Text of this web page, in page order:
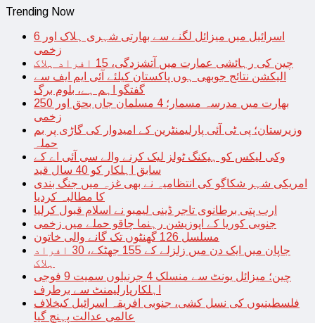
Trending Now
اسرائیل میں میزائل لگنے سے بھارتی شہری ہلاک اور 6
زخمی
چین کی رہائشی عمارت میں آتشزدگی، 15 افراد ہلاک
الیکشن نتائج جوبھی ہوں پاکستان کیلئے آئی ایم ایف سے
گفتگو اہم ہے، بلوم برگ
بھارت میں مدرسہ مسمار؛ 4 مسلمان جاں بحق اور 250
زخمی
وزیرستان؛ پی ٹی آئی پارلیمنٹرین کے امیدوار کی گاڑی پر بم
حملہ
وکی لیکس کو ہیکنگ ٹولز لیک کرنے والے سی آئی اے کے
سابق اہلکار کو 40 سال قید
امریکی شہر شکاگو کی انتظامیہ نے بھی غزہ میں جنگ بندی
کا مطالبہ کردیا
ارب پتی برطانوی تاجر ڈینی لیمبو نے اسلام قبول کرلیا
جنوبی کوریا کے اپوزیشن رہنما چاقو حملے میں زخمی
مسلسل 126 گھنٹوں تک گانے والی خاتون
جاپان میں ایک دن میں زلزلے کے 155 جھٹکے، 30 افراد
ہلاک
چین؛ میزائل یونٹ سے منسلک 4 جرنیلوں سمیت 9 فوجی
اہلکارپارلیمنٹ سے برطرف
فلسطینیوں کی نسل کشی، جنوبی افریقہ اسرائیل کیخلاف
عالمی عدالت پہنچ گیا